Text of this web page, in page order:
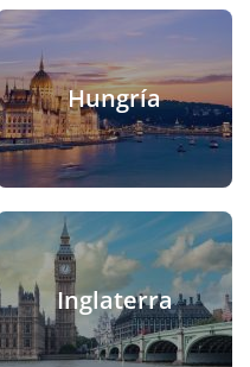
Hungría
Inglaterra